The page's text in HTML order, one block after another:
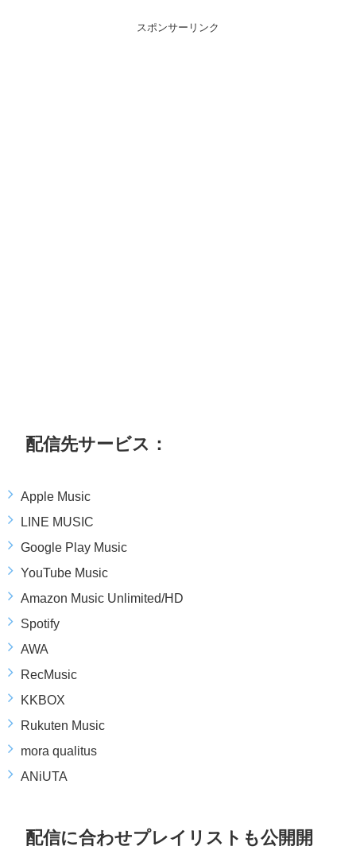
スポンサーリンク
配信先サービス：
Apple Music
LINE MUSIC
Google Play Music
YouTube Music
Amazon Music Unlimited/HD
Spotify
AWA
RecMusic
KKBOX
Rukuten Music
mora qualitus
ANiUTA
配信に合わせプレイリストも公開開